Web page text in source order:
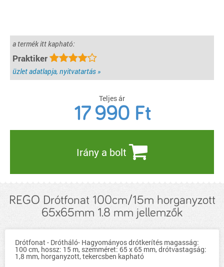
a termék itt kapható:
Praktiker
üzlet adatlapja, nyitvatartás »
Teljes ár
17 990 Ft
Irány a bolt
REGO Drótfonat 100cm/15m horganyzott
65x65mm 1.8 mm jellemzők
Drótfonat - Drótháló- Hagyományos drótkerítés magasság:
100 cm, hossz: 15 m, szemméret: 65 x 65 mm, drótvastagság:
1,8 mm, horganyzott, tekercsben kapható